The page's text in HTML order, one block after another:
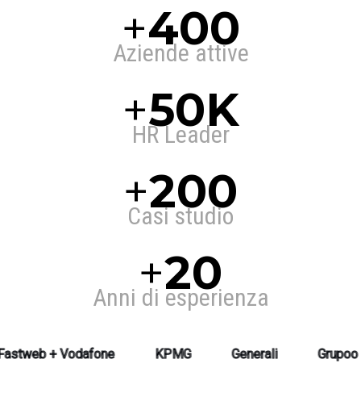
+400
Aziende attive
+50K
HR Leader
+200
Casi studio
+20
Anni di esperienza
KPMG Generali Grupoo Hera